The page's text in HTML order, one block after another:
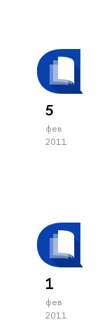
5
фев
2011
1
фев
2011